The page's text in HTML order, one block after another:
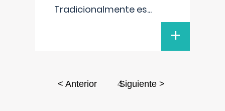
Tradicionalmente es...
+
< Anterior 4
Siguiente >